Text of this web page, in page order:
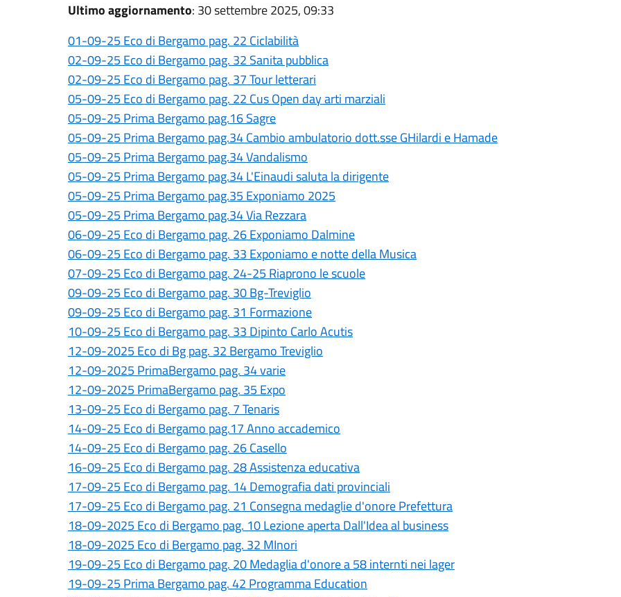
Ultimo aggiornamento: 30 settembre 2025, 09:33
01-09-25 Eco di Bergamo pag. 22 Ciclabilità
02-09-25 Eco di Bergamo pag. 32 Sanita pubblica
02-09-25 Eco di Bergamo pag. 37 Tour letterari
05-09-25 Eco di Bergamo pag. 22 Cus Open day arti marziali
05-09-25 Prima Bergamo pag.16 Sagre
05-09-25 Prima Bergamo pag.34 Cambio ambulatorio dott.sse GHilardi e Hamade
05-09-25 Prima Bergamo pag.34 Vandalismo
05-09-25 Prima Bergamo pag.34 L'Einaudi saluta la dirigente
05-09-25 Prima Bergamo pag.35 Exponiamo 2025
05-09-25 Prima Bergamo pag.34 Via Rezzara
06-09-25 Eco di Bergamo pag. 26 Exponiamo Dalmine
06-09-25 Eco di Bergamo pag. 33 Exponiamo e notte della Musica
07-09-25 Eco di Bergamo pag. 24-25 Riaprono le scuole
09-09-25 Eco di Bergamo pag. 30 Bg-Treviglio
09-09-25 Eco di Bergamo pag. 31 Formazione
10-09-25 Eco di Bergamo pag. 33 Dipinto Carlo Acutis
12-09-2025 Eco di Bg pag. 32 Bergamo Treviglio
12-09-2025 PrimaBergamo pag. 34 varie
12-09-2025 PrimaBergamo pag. 35 Expo
13-09-25 Eco di Bergamo pag. 7 Tenaris
14-09-25 Eco di Bergamo pag.17 Anno accademico
14-09-25 Eco di Bergamo pag. 26 Casello
16-09-25 Eco di Bergamo pag. 28 Assistenza educativa
17-09-25 Eco di Bergamo pag. 14 Demografia dati provinciali
17-09-25 Eco di Bergamo pag. 21 Consegna medaglie d'onore Prefettura
18-09-2025 Eco di Bergamo pag. 10 Lezione aperta Dall'Idea al business
18-09-2025 Eco di Bergamo pag. 32 MInori
19-09-25 Eco di Bergamo pag. 20 Medaglia d'onore a 58 internti nei lager
19-09-25 Prima Bergamo pag. 42 Programma Education